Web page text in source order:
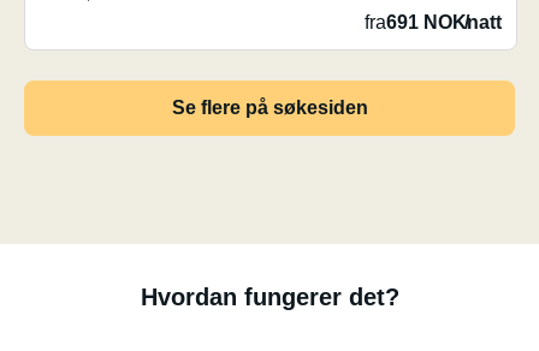
fra691 NOK/natt
Se flere på søkesiden
Hvordan fungerer det?